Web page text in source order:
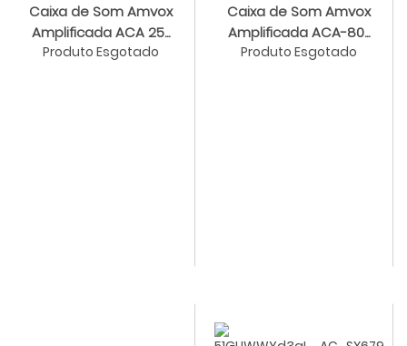
Caixa de Som Amvox
Amplificada ACA 25...
Produto Esgotado
Caixa de Som Amvox
Amplificada ACA-80...
Produto Esgotado